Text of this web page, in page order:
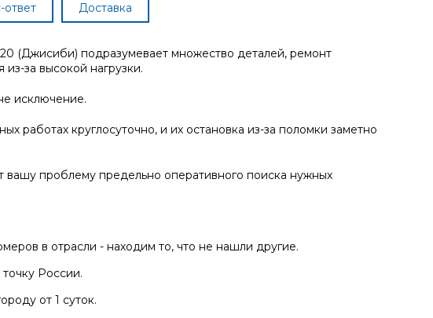
Доставка
(Джисиби) подразумевает множество деталей, ремонт
за высокой нагрузки.
исключение.
работах круглосуточно, и их остановка из-за поломки заметно
проблему предельно оперативного поиска нужных
в отрасли - находим то, что не нашли другие.
России.
от 1 суток.